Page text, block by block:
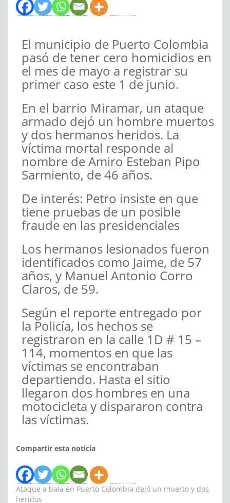
El municipio de Puerto Colombia
pasó de tener cero homicidios en
el mes de mayo a registrar su
primer caso este 1 de junio.
En el barrio Miramar, un ataque
armado dejó un hombre muertos
y dos hermanos heridos. La
víctima mortal responde al
nombre de Amiro Esteban Pipo
Sarmiento, de 46 años.
De interés: Petro insiste en que
tiene pruebas de un posible
fraude en las presidenciales
Los hermanos lesionados fueron
identificados como Jaime, de 57
años, y Manuel Antonio Corro
Claros, de 59.
Según el reporte entregado por
la Policía, los hechos se
registraron en la calle 1D # 15 –
114, momentos en que las
víctimas se encontraban
departiendo. Hasta el sitio
llegaron dos hombres en una
motocicleta y dispararon contra
las víctimas.
Compartir esta noticia
Ataque a bala en Puerto Colombia dejó un muerto y dos
heridos